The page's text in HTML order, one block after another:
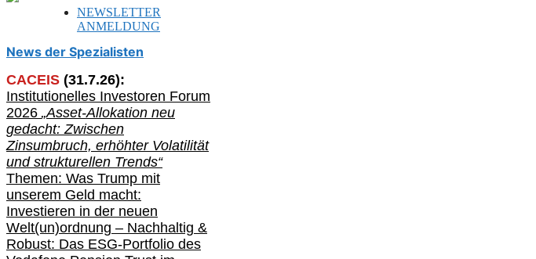
NEWSLETTER
ANMELDUNG
News der Spezialisten
CACEIS (31.7.26):
Institutionelles Investoren Forum
2026 „Asset-Allokation neu
gedacht: Zwischen
Zinsumbruch, erhöhter Volatilität
und strukturellen Trends“
Themen: Was Trump mit
unserem Geld macht:
Investieren in der neuen
Welt(un)ordnung – Nachhaltig &
Robust: Das ESG-Portfolio des